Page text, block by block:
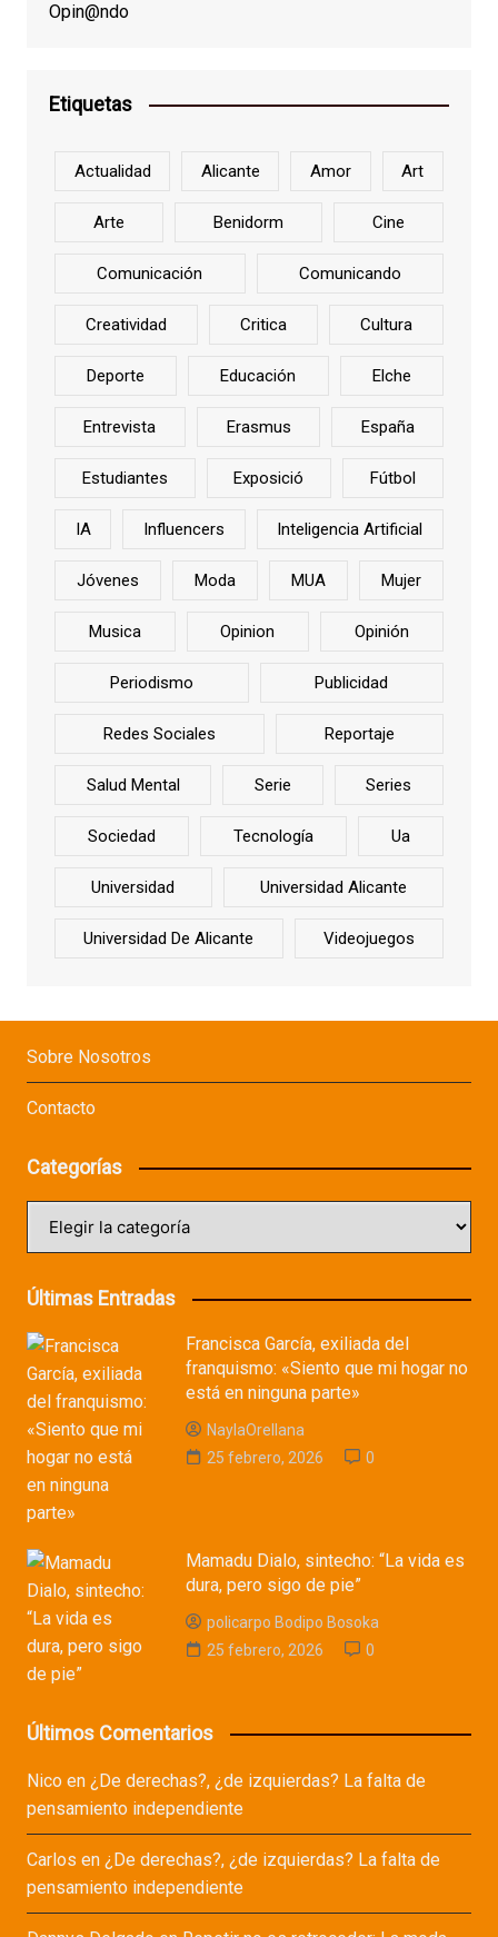
Opin@ndo
Etiquetas
Actualidad Alicante Amor Art
Arte Benidorm Cine
Comunicación Comunicando
Creatividad Critica Cultura
Deporte Educación Elche
Entrevista Erasmus España
Estudiantes Exposició Fútbol
IA Influencers Inteligencia Artificial
Jóvenes Moda MUA Mujer
Musica Opinion Opinión
Periodismo Publicidad
Redes Sociales Reportaje
Salud Mental Serie Series
Sociedad Tecnología Ua
Universidad Universidad Alicante
Universidad De Alicante Videojuegos
Sobre Nosotros
Contacto
Categorías
Últimas Entradas
Francisca García, exiliada del
franquismo: «Siento que mi hogar no
está en ninguna parte»
NaylaOrellana
25 febrero, 2026
0
Mamadu Dialo, sintecho: “La vida es
dura, pero sigo de pie”
policarpo Bodipo Bosoka
25 febrero, 2026
0
Últimos Comentarios
Nicoen ¿De derechas?, ¿de izquierdas? La falta de
pensamiento independiente
Carlos en ¿De derechas?, ¿de izquierdas? La falta de
pensamiento independiente